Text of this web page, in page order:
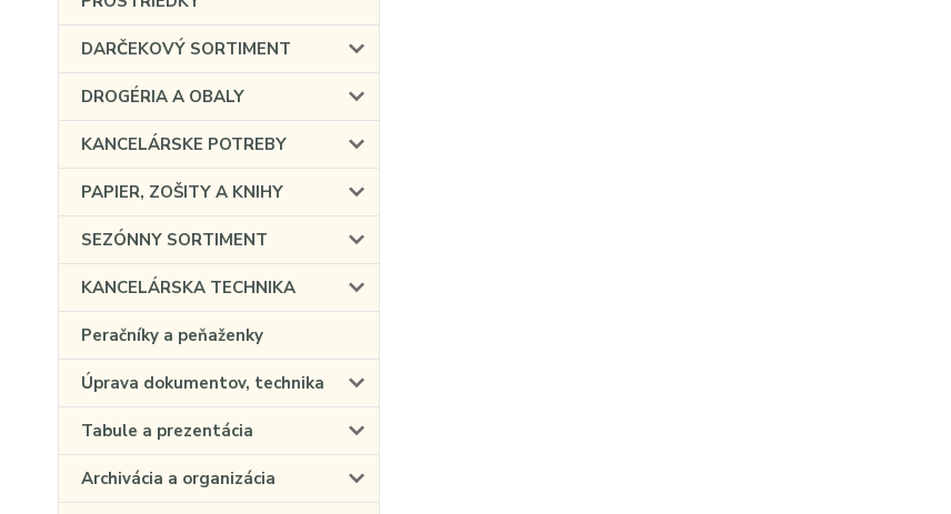
DARČEKOVÝ SORTIMENT
DROGÉRIA A OBALY
KANCELÁRSKE POTREBY
PAPIER, ZOŠITY A KNIHY
SEZÓNNY SORTIMENT
KANCELÁRSKA TECHNIKA
Peračníky a peňaženky
Úprava dokumentov, technika
Tabule a prezentácia
Archivácia a organizácia